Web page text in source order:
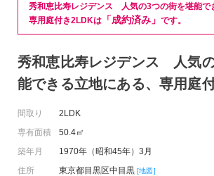
秀和恵比寿レジデンス 人気の3つの街を堪能で
専用庭付き2LDKは 「成約済み」 です。
秀和恵比寿レジデンス 人気
能できる立地にある、専用庭
間取り
2LDK
専有面積
50.4㎡
築年月
1970年（昭和45年）3月
住所
東京都目黒区中目黒 [地図]